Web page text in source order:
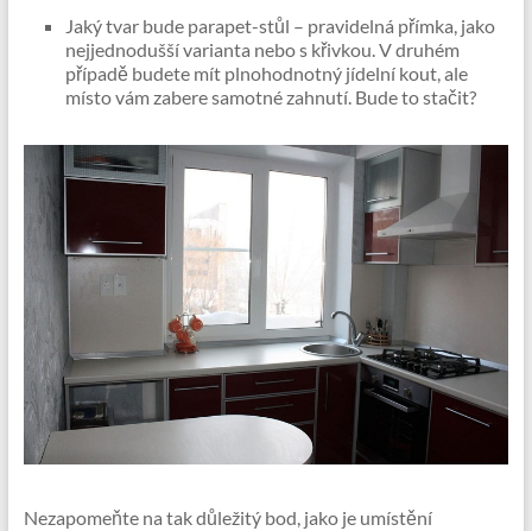
Jaký tvar bude parapet-stůl – pravidelná přímka, jako
nejjednodušší varianta nebo s křivkou. V druhém
případě budete mít plnohodnotný jídelní kout, ale
místo vám zabere samotné zahnutí. Bude to stačit?
Nezapomeňte na tak důležitý bod, jako je umístění